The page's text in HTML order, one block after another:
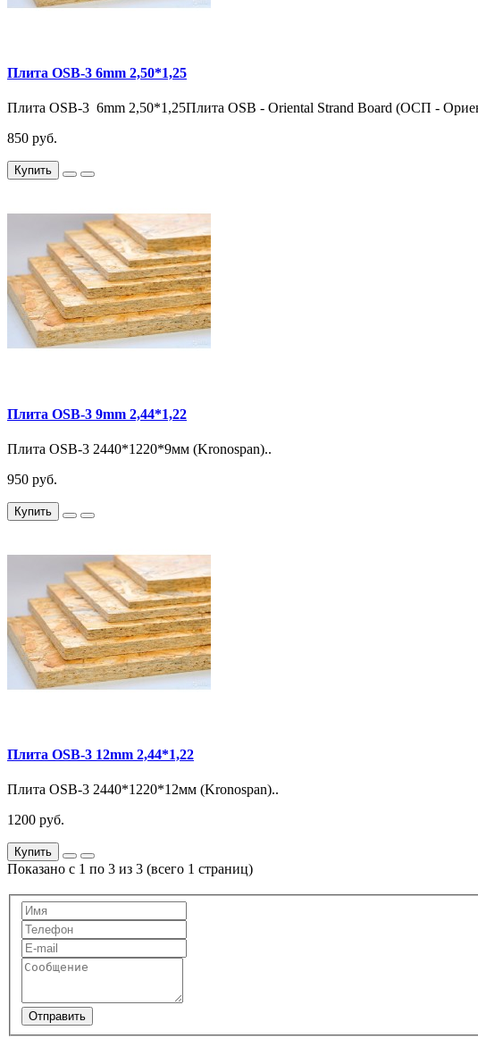
Плита OSB-3 6mm 2,50*1,25
Плита OSB-3 6mm 2,50*1,25Плита OSB - Oriental Strand Board (ОСП -
850 руб.
Купить
Плита OSB-3 9mm 2,44*1,22
Плита OSB-3 2440*1220*9мм (Kronospan)..
950 руб.
Купить
Плита OSB-3 12mm 2,44*1,22
Плита OSB-3 2440*1220*12мм (Kronospan)..
1200 руб.
Купить
Показано с 1 по 3 из 3 (всего 1 страниц)